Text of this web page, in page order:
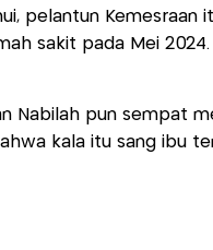
pelantun Kemesraan
sakit pada Mei 2024.
Nabilah pun sempat
kala itu sang ibu